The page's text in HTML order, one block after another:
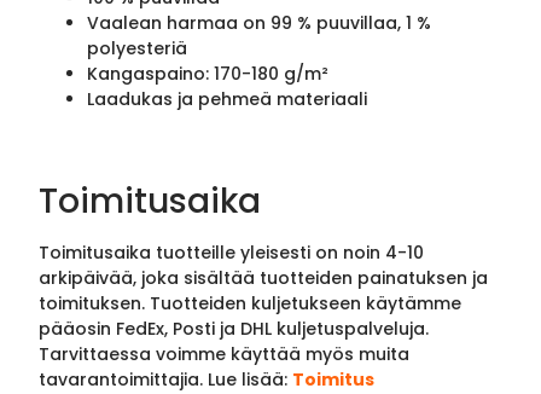
Vaalean harmaa on 99 % puuvillaa, 1 %
polyesteriä
Kangaspaino: 170-180 g/m²
Laadukas ja pehmeä materiaali
Toimitusaika
Toimitusaika tuotteille yleisesti on noin 4-10
arkipäivää, joka sisältää tuotteiden painatuksen ja
toimituksen. Tuotteiden kuljetukseen käytämme
pääosin FedEx, Posti ja DHL kuljetuspalveluja.
Tarvittaessa voimme käyttää myös muita
tavarantoimittajia. Lue lisää: Toimitus